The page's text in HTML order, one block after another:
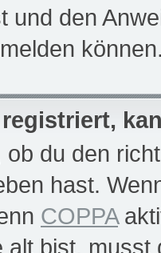
und den
du den
hast.
COPPA
alt bist,